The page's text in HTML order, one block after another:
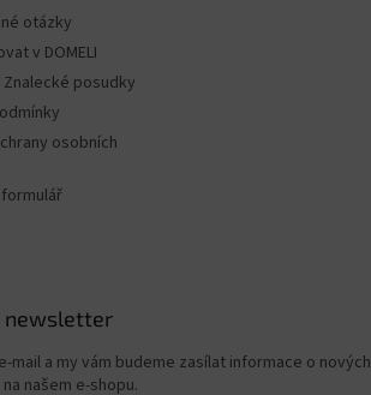
otázky
v DOMELI
posudky
osobních
newsletter
mail a my vám budeme zasílat informace o nových
našem e-shopu.